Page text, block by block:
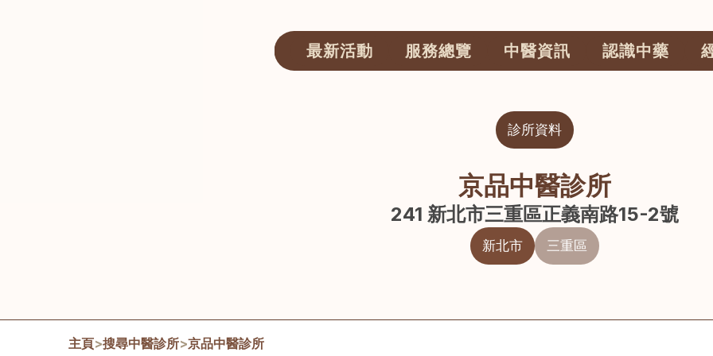
最新活動 服務總覽 中醫資訊 認識中藥
診所資料
京品中醫診所
241 新北市三重區正義南路15-2號
新北市 三重區
主頁>搜尋中醫診所>京品中醫診所